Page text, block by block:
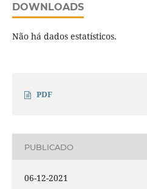
DOWNLOADS
Não há dados estatísticos.
PDF
PUBLICADO
06-12-2021